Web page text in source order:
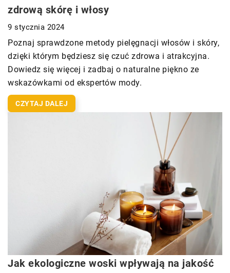
zdrową skórę i włosy
9 stycznia 2024
Poznaj sprawdzone metody pielęgnacji włosów i skóry,
dzięki którym będziesz się czuć zdrowa i atrakcyjna.
Dowiedz się więcej i zadbaj o naturalne piękno ze
wskazówkami od ekspertów mody.
CZYTAJ DALEJ
Jak ekologiczne woski wpływają na jakość